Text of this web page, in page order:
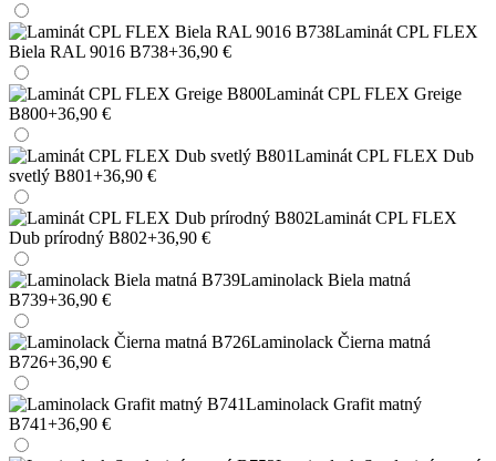
Laminát CPL FLEX
Biela RAL 9016 B738+36,90 €
Laminát CPL FLEX Greige
B800+36,90 €
Laminát CPL FLEX Dub
svetlý B801+36,90 €
Laminát CPL FLEX
Dub prírodný B802+36,90 €
Laminolack Biela matná
B739+36,90 €
Laminolack Čierna matná
B726+36,90 €
Laminolack Grafit matný
B741+36,90 €